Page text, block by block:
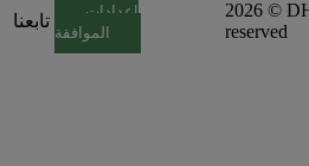
تابعنا
إعدادات
الموافقة
2026 ©
reserved